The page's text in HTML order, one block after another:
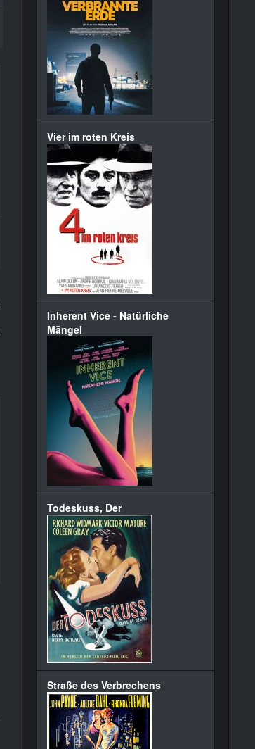
Vier im roten Kreis
Inherent Vice - Natürliche
Mängel
Todeskuss, Der
Straße des Verbrechens